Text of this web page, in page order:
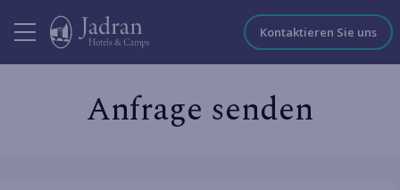
Kontaktieren Sie uns
Anfrage senden